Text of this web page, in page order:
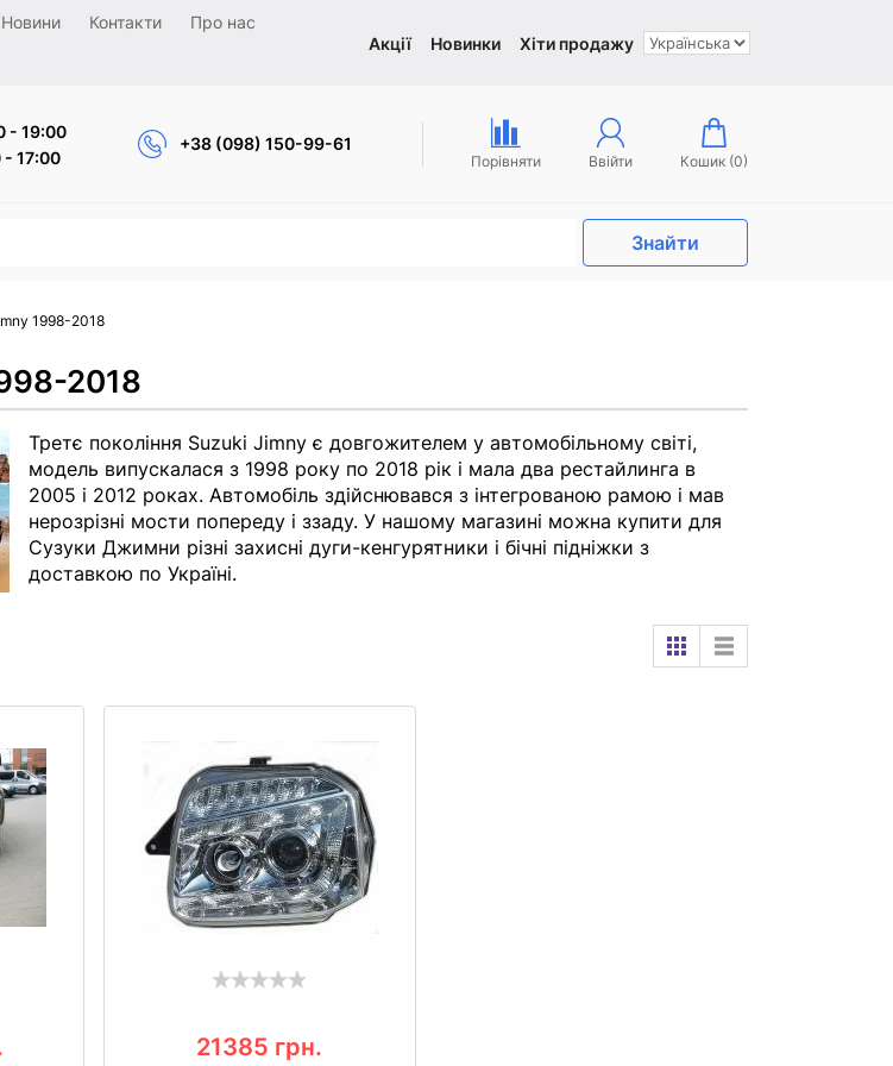
Новини Контакти Про нас
Акції Новинки Хіти продажу
- 19:00
- 17:00
+38 (098) 150-99-61
Порівняти Ввійти Кошик (0)
Знайти
1998-2018
2018
Третє покоління Suzuki Jimny є довгожителем у автомобільному світі,
модель випускалася з 1998 року по 2018 рік і мала два рестайлинга в
2005 і 2012 роках. Автомобіль здійснювався з інтегрованою рамою і мав
нерозрізні мости попереду і ззаду. У нашому магазині можна купити для
Сузуки Джимни різні захисні дуги-кенгурятники і бічні підніжки з
доставкою по Україні.
21385 грн.